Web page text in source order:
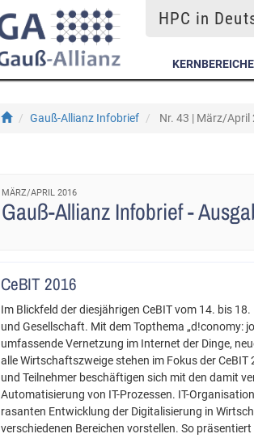
HPC in
KERNBEREICHE
Gauß-Allianz Infobrief Nr. 43 | März/April
MÄRZ/APRIL 2016
Gauß-Allianz Infobrief -
CeBIT 2016
Im Blickfeld der diesjährigen CeBIT vom 14. bis
und Gesellschaft. Mit dem Topthema „d!conomy:
umfassende Vernetzung im Internet der Dinge,
alle Wirtschaftszweige stehen im Fokus der
und Teilnehmer beschäftigen sich mit den damit
Automatisierung von IT-Prozessen. IT-
rasanten Entwicklung der Digitalisierung in
verschiedenen Bereichen vorstellen. So